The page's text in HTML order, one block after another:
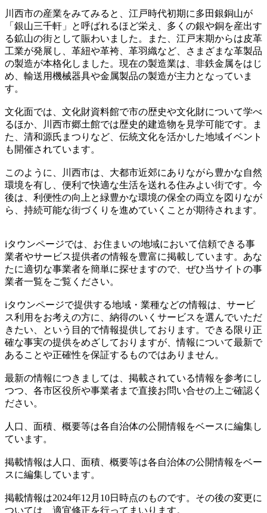
川西市の産業をみてみると、江戸時代初期に多田銀銅山が
「銀山三千軒」と呼ばれるほど栄え、多くの銀や銅を産出す
る鉱山の街として賑わいました。また、江戸末期からは皮革
工業が発展し、革紐や革袴、革羽織など、さまざまな革製品
の製造が本格化しました。現在の製造業は、非鉄金属をはじ
め、輸送用機械器具や金属製品の製造が主力となっていま
す。
文化面では、文化財資料館で市の歴史や文化財について学べ
るほか、川西市郷土館では歴史的建造物を見学可能です。ま
た、清和源氏まつりなど、伝統文化を活かした地域イベント
も開催されています。
このように、川西市は、大都市近郊にありながら豊かな自然
環境を有し、便利で快適な生活を送れる住みよい街です。今
後は、利便性の向上と緑豊かな環境の保全の両立を図りなが
ら、持続可能な街づくりを進めていくことが期待されます。
iタウンページでは、お住まいの地域において信頼できる事
業者やサービス提供者の情報を豊富に掲載しています。あな
たに適切な事業者を簡単に探せますので、ぜひ当サイトの事
業者一覧をご覧ください。
iタウンページで提供する地域・業種などの情報は、サービ
ス利用をお考えの方に、納得のいくサービスを選んでいただ
きたい、という目的で情報提供しております。できる限り正
確な事実の提供をめざしておりますが、情報について最新で
あることや正確性を保証するものではありません。
最新の情報につきましては、掲載されている情報を参考にし
つつ、各市区役所や事業者まで直接お問い合せの上ご確認く
ださい。
人口、面積、概要等は各自治体の公開情報をベースに編集し
ています。
掲載情報は人口、面積、概要等は各自治体の公開情報をベー
スに編集しています。
掲載情報は2024年12月10日時点のものです。その後の変更に
ついては、適宜修正を行ってまいります。